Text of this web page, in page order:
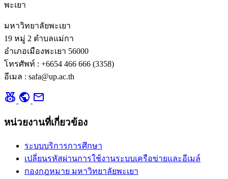
พะเยา
มหาวิทยาลัยพะเยา
19 หมู่ 2 ตำบลแม่กา
อำเภอเมืองพะเยา 56000
โทรศัพท์ : +6654 466 666 (3358)
อีเมล : safa@up.ac.th
social_leaderboard public mail
หน่วยงานที่เกี่ยวข้อง
ระบบบริการการศึกษา
เปลี่ยนรหัสผ่านการใช้งานระบบเครือข่ายและอีเมล์
กองกฎหมาย มหาวิทยาลัยพะเยา